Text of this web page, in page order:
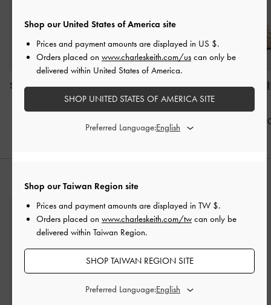
Silko 瑪莉珍休閒鞋-石
Jace 真皮休閒鞋-石灰
白
NT$ 2,990
Jace 鉤針運動
NT$
推薦搭配
Shop our Taiwan Region site
Prices and payment amounts are displayed in TW $.
Orders placed on www.charleskeith.com/tw can only be
delivered within Taiwan Region.
SHOP TAIWAN REGION SITE
Preferred Language:
Shop our United States of America site
Prices and payment amounts are displayed in US $.
Orders placed on www.charleskeith.com/us can only be
delivered within United States of America.
SHOP UNITED STATES OF AMERICA SITE
Preferred Language: